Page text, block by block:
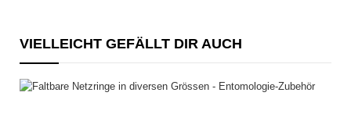
VIELLEICHT GEFÄLLT DIR AUCH